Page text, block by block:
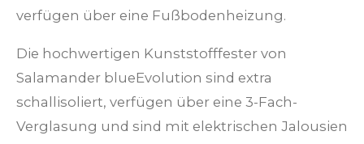
verfügen über eine Fußbodenheizung.
Die hochwertigen Kunststofffester von
Salamander blueEvolution sind extra
schallisoliert, verfügen über eine 3-Fach-
Verglasung und sind mit elektrischen Jalousien